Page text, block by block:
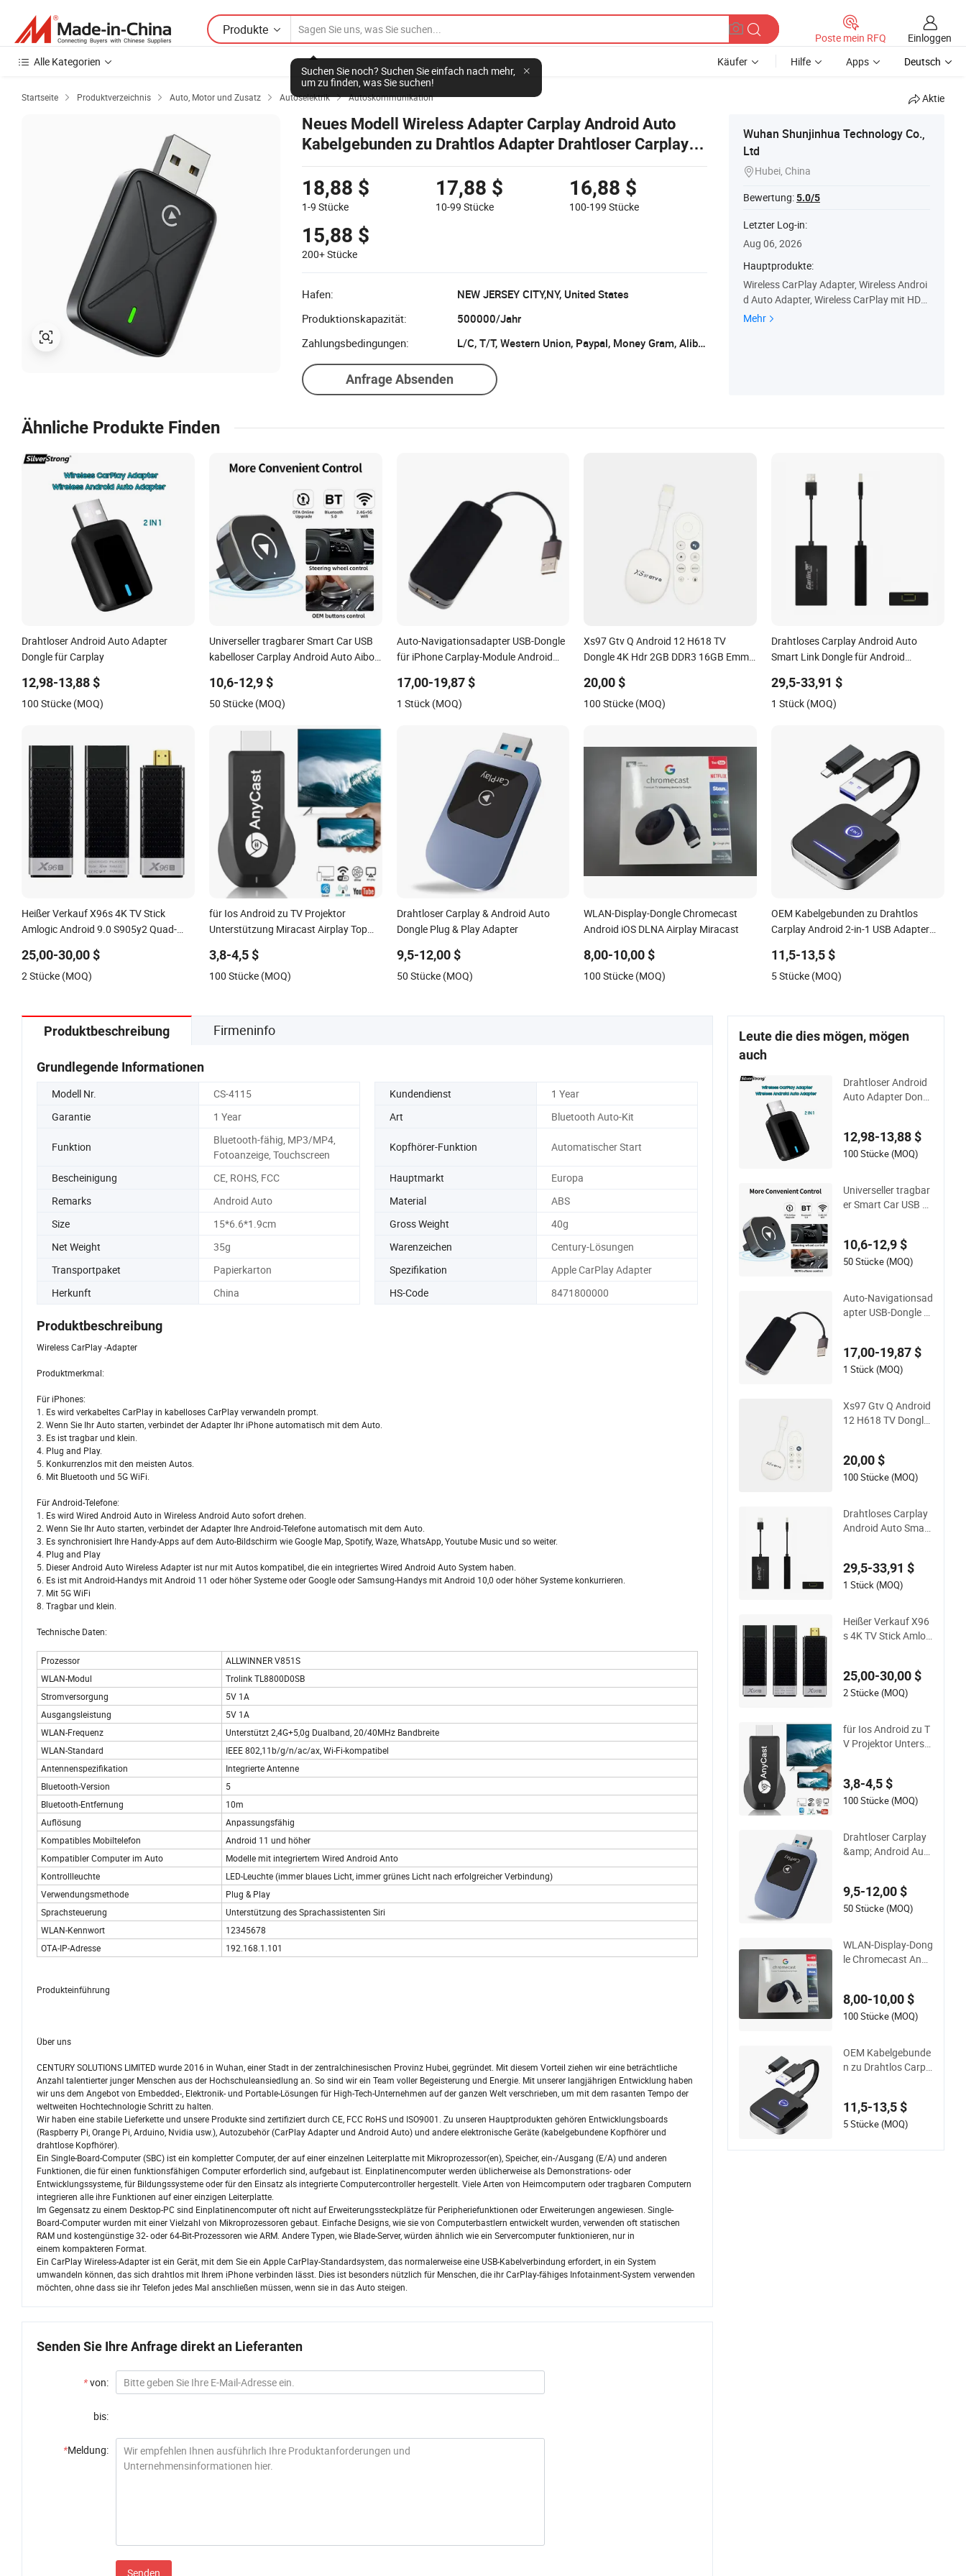
Produkte
Suchen Sie noch? Suchen Sie einfach nach mehr,
um zu finden, was Sie suchen!
Poste mein RFQ
Einloggen
Alle Kategorien
Käufer Hilfe Apps Deutsch
Startseite  Produktverzeichnis  Auto, Motor und Zusatz  Autoselektrik  Autoskommunikation Aktie
Neues Modell Wireless Adapter Carplay Android Auto
Kabelgebunden zu Drahtlos Adapter Drahtloser Carplay
Dongle für Autos Medienwiedergabe DDP nach USA
18,88 $
1-9 Stücke
17,88 $
10-99Stücke
16,88 $
100-199Stücke
15,88 $
200+Stücke
Hafen:
NEW JERSEY CITY,NY, United States
Produktionskapazität:
500000/Jahr
Zahlungsbedingungen:
L/C, T/T, Western Union, Paypal, Money Gram, Alibaba Trade Assurance
Anfrage Absenden
Wuhan Shunjinhua Technology Co.,
Ltd
Hubei, China
Bewertung:5.0/5
Letzter Log-in:
Aug 06, 2026
Hauptprodukte:
Wireless CarPlay Adapter, Wireless Androi
d Auto Adapter, Wireless CarPlay mit HDM
I, Wireless CarPlay mit Video, Wireless And
Mehr
Ähnliche Produkte Finden
Drahtloser Android Auto Adapter
Dongle für Carplay
12,98-13,88 $
100 Stücke (MOQ)
Universeller tragbarer Smart Car USB
kabelloser Carplay Android Auto Aibox
10,6-12,9 $
50 Stücke (MOQ)
Auto-Navigationsadapter USB-Dongle
für iPhone Carplay-Module Android
17,00-19,87 $
1 Stück (MOQ)
Xs97 Gtv Q Android 12 H618 TV
Dongle 4K Hdr 2GB DDR3 16GB Emmc
20,00 $
100 Stücke (MOQ)
Drahtloses Carplay Android Auto
Smart Link Dongle für Android
Mirrorlink
29,5-33,91 $
1 Stück (MOQ)
Heißer Verkauf X96s 4K TV Stick
Amlogic Android 9.0 S905y2 Quad-
25,00-30,00 $
2 Stücke (MOQ)
für Ios Android zu TV Projektor
Unterstützung Miracast Airplay Top
1080P WiFi Display Dongle
3,8-4,5 $
100 Stücke (MOQ)
Drahtloser Carplay & Android Auto
Dongle Plug & Play Adapter
9,5-12,00 $
50 Stücke (MOQ)
WLAN-Display-Dongle Chromecast
Android iOS DLNA Airplay Miracast
8,00-10,00 $
100 Stücke (MOQ)
OEM Kabelgebunden zu Drahtlos
Carplay Android 2-in-1 USB Adapter
11,5-13,5 $
5 Stücke (MOQ)
Produktbeschreibung Firmeninfo
Grundlegende Informationen
Modell Nr. CS-4115 Kundendienst
1 Year
Garantie
1 Year Art Bluetooth Auto-Kit
Funktion
Bluetooth-fähig, MP3/MP4,
Fotoanzeige, Touchscreen
Kopfhörer-Funktion Automatischer Start
Bescheinigung CE, ROHS, FCC Hauptmarkt
Europa
Remarks
Android Auto Material
ABS
Size
15*6.6*1.9cm Gross Weight
40g
Net Weight
35g Warenzeichen
Century-Lösungen
Transportpaket
Papierkarton Spezifikation
Apple CarPlay Adapter
Herkunft
China HS-Code 8471800000
Produktbeschreibung
Wireless CarPlay -Adapter
Produktmerkmal:
Für iPhones:
1. Es wird verkabeltes CarPlay in kabelloses CarPlay verwandeln prompt.
2. Wenn Sie Ihr Auto starten, verbindet der Adapter Ihr iPhone automatisch mit dem Auto.
3. Es ist tragbar und klein.
4. Plug and Play.
5. Konkurrenzlos mit den meisten Autos.
6. Mit Bluetooth und 5G WiFi.
Für Android-Telefone:
1. Es wird Wired Android Auto in Wireless Android Auto sofort drehen.
2. Wenn Sie Ihr Auto starten, verbindet der Adapter Ihre Android-Telefone automatisch mit dem Auto.
3. Es synchronisiert Ihre Handy-Apps auf dem Auto-Bildschirm wie Google Map, Spotify, Waze, WhatsApp, Youtube Music und so weiter.
4. Plug and Play
5. Dieser Android Auto Wireless Adapter ist nur mit Autos kompatibel, die ein integriertes Wired Android Auto System haben.
6. Es ist mit Android-Handys mit Android 11 oder höher Systeme oder Google oder Samsung-Handys mit Android 10,0 oder höher Systeme konkurrieren.
7. Mit 5G WiFi
8. Tragbar und klein.
Technische Daten:
Prozessor
ALLWINNER V851S
WLAN-Modul
Trolink TL8800D0SB
Stromversorgung
5V 1A
Ausgangsleistung
5V 1A
WLAN-Frequenz
Unterstützt 2,4G+5,0g Dualband, 20/40MHz Bandbreite
WLAN-Standard
IEEE 802,11b/g/n/ac/ax, Wi-Fi-kompatibel
Antennenspezifikation
Integrierte Antenne
Bluetooth-Version
5
Bluetooth-Entfernung
10m
Auflösung
Anpassungsfähig
Kompatibles Mobiltelefon
Android 11 und höher
Kompatibler Computer im Auto
Modelle mit integriertem Wired Android Anto
Kontrollleuchte
LED-Leuchte (immer blaues Licht, immer grünes Licht nach erfolgreicher Verbindung)
Verwendungsmethode
Plug & Play
Sprachsteuerung
Unterstützung des Sprachassistenten Siri
WLAN-Kennwort
12345678
OTA-IP-Adresse
192.168.1.101
Produkteinführung
Über uns
CENTURY SOLUTIONS LIMITED wurde 2016 in Wuhan, einer Stadt in der zentralchinesischen Provinz Hubei, gegründet. Mit diesem Vorteil ziehen wir eine beträchtliche
Anzahl talentierter junger Menschen aus der Hochschuleansiedlung an. So sind wir ein Team voller Begeisterung und Energie. Mit unserer langjährigen Entwicklung haben
wir uns dem Angebot von Embedded-, Elektronik- und Portable-Lösungen für High-Tech-Unternehmen auf der ganzen Welt verschrieben, um mit dem rasanten Tempo der
weltweiten Hochtechnologie Schritt zu halten.
Wir haben eine stabile Lieferkette und unsere Produkte sind zertifiziert durch CE, FCC RoHS und ISO9001. Zu unseren Hauptprodukten gehören Entwicklungsboards
(Raspberry Pi, Orange Pi, Arduino, Nvidia usw.), Autozubehör (CarPlay Adapter und Android Auto) und andere elektronische Geräte (kabelgebundene Kopfhörer und
drahtlose Kopfhörer).
Ein Single-Board-Computer (SBC) ist ein kompletter Computer, der auf einer einzelnen Leiterplatte mit Mikroprozessor(en), Speicher, ein-/Ausgang (E/A) und anderen
Funktionen, die für einen funktionsfähigen Computer erforderlich sind, aufgebaut ist. Einplatinencomputer werden üblicherweise als Demonstrations- oder
Entwicklungssysteme, für Bildungssysteme oder für den Einsatz als integrierte Computercontroller hergestellt. Viele Arten von Heimcomputern oder tragbaren Computern
integrieren alle ihre Funktionen auf einer einzigen Leiterplatte.
Im Gegensatz zu einem Desktop-PC sind Einplatinencomputer oft nicht auf Erweiterungssteckplätze für Peripheriefunktionen oder Erweiterungen angewiesen. Single-
Board-Computer wurden mit einer Vielzahl von Mikroprozessoren gebaut. Einfache Designs, wie sie von Computerbastlern entwickelt wurden, verwenden oft statischen
RAM und kostengünstige 32- oder 64-Bit-Prozessoren wie ARM. Andere Typen, wie Blade-Server, würden ähnlich wie ein Servercomputer funktionieren, nur in
einem kompakteren Format.
Ein CarPlay Wireless-Adapter ist ein Gerät, mit dem Sie ein Apple CarPlay-Standardsystem, das normalerweise eine USB-Kabelverbindung erfordert, in ein System
umwandeln können, das sich drahtlos mit Ihrem iPhone verbinden lässt. Dies ist besonders nützlich für Menschen, die ihr CarPlay-fähiges Infotainment-System verwenden
möchten, ohne dass sie ihr Telefon jedes Mal anschließen müssen, wenn sie in das Auto steigen.
Senden Sie Ihre Anfrage direkt an Lieferanten
*von:
bis:
*Meldung:
Senden
Leute die dies mögen, mögen
auch
Drahtloser Android
Auto Adapter Dongl
12,98-13,88 $
100 Stücke (MOQ)
Universeller tragbar
er Smart Car USB ka
rplay Dongle
10,6-12,9 $
50 Stücke (MOQ)
Auto-Navigationsad
apter USB-Dongle fü
Telefon
17,00-19,87 $
1 Stück (MOQ)
Xs97 Gtv Q Android
12 H618 TV Dongle
5.2
20,00 $
100 Stücke (MOQ)
Drahtloses Carplay
Android Auto Smart
ät Mini USB Carplay
Mirrorlink
29,5-33,91 $
1 Stück (MOQ)
Heißer Verkauf X96
s 4K TV Stick Amlog
Bt 1080P 4K TV Do
ngle
25,00-30,00 $
2 Stücke (MOQ)
für Ios Android zu T
V Projektor Unterst
racast Anycast M9
Plus 1080P WiFi Dis
3,8-4,5 $
100 Stücke (MOQ)
Drahtloser Carplay
&amp; Android Auto
9,5-12,00 $
50 Stücke (MOQ)
WLAN-Display-Dong
le Chromecast Andr
8,00-10,00 $
100 Stücke (MOQ)
OEM Kabelgebunde
n zu Drahtlos Carpl
gle für Apple Ios IP
Car Play
11,5-13,5 $
5 Stücke (MOQ)